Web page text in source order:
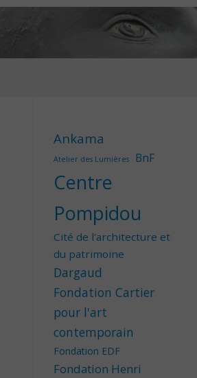
Ankama
Atelier des Lumières BnF
Centre
Pompidou
Cité de l'architecture et
du patrimoine
Dargaud
Fondation Cartier
pour l'art
contemporain
Fondation EDF
Fondation Henri